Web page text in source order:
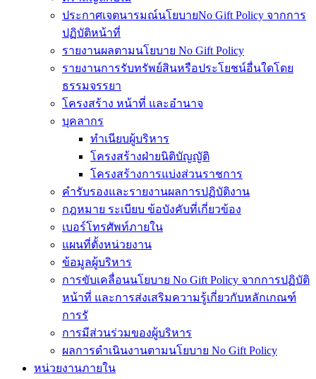
ประกาศเจตนารมณ์นโยบายNo Gift Policy จากการ
ปฏิบัติหน้าที่
รายงานผลตามนโยบาย No Gift Policy
รายงานการรับทรัพย์สินหรือประโยชน์อื่นใดโดย
ธรรมจรรยา
โครงสร้าง หน้าที่ และอำนาจ
บุคลากร
ทำเนียบผู้บริหาร
โครงสร้างฝ่ายนิติบัญญัติ
โครงสร้างการแบ่งส่วนราชการ
คำรับรองและรายงานผลการปฏิบัติงาน
กฎหมาย ระเบียบ ข้อบังคับที่เกี่ยวข้อง
เบอร์โทรศัพท์ภายใน
แผนที่ตั้งหน่วยงาน
ข้อมูลผู้บริหาร
การขับเคลื่อนนโยบาย No Gift Policy จากการปฏิบัติ
หน้าที่ และการส่งเสริมความรู้เกี่ยวกับหลักเกณฑ์
การรั
การมีส่วนร่วมของผู้บริหาร
ผลการดำเนินงานตามนโยบาย No Gift Policy
หน่วยงานภายใน